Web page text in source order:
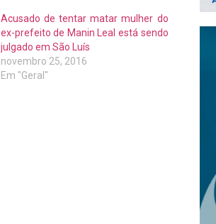
Acusado de tentar matar mulher do
ex-prefeito de Manin Leal está sendo
julgado em São Luís
novembro 25, 2016
Em "Geral"